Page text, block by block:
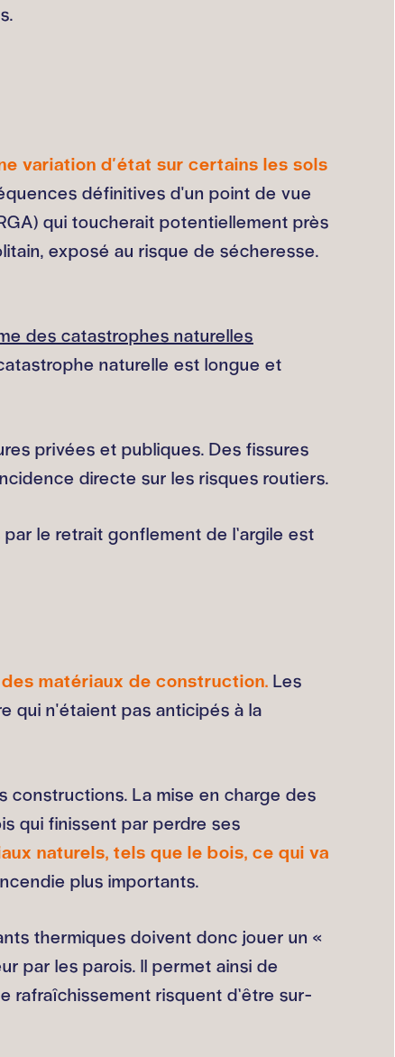
variation d'état sur certains les sols
définitives d'un point de vue
qui toucherait potentiellement près
exposé au risque de sécheresse.
des catastrophes naturelles
naturelle est longue et
privées et publiques. Des fissures
directe sur les risques routiers.
le retrait gonflement de l’argile est
matériaux de construction. Les
qui n'étaient pas anticipés à la
La mise en charge des
qui finissent par perdre ses
naturels, tels que le bois, ce qui va
plus importants.
thermiques doivent donc jouer un «
par les parois. Il permet ainsi de
rafraîchissement risquent d’être sur-